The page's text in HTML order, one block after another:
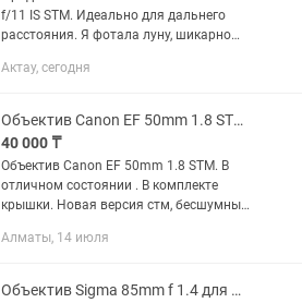
f/11 IS STM. Идеально для дальнего
расстояния. Я фотала луну, шикарно
приложила. Луна получается
Актау, сегодня
Объектив Canon EF 50mm 1.8 STM. Портретник
40 000 ₸
Объектив Canon EF 50mm 1.8 STM. В
отличном состоянии . В комплекте
крышки. Новая версия стм, бесшумный
фото тоже. Светосильный. Цена 40.000
Алматы, 14 июля
Объектив Sigma 85mm f 1.4 для Nikon (F, EF)